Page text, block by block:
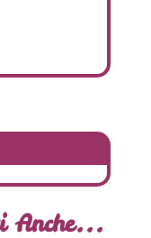
Anche...